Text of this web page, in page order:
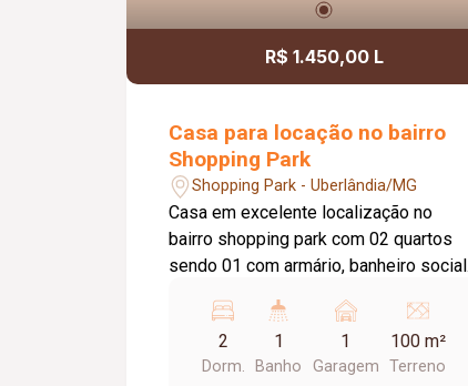
R$ 1.450,00 L
Casa para locação no bairro
Shopping Park
Shopping Park - Uberlândia/MG
Casa em excelente localização no
bairro shopping park com 02 quartos
sendo 01 com armário, banheiro social
ambientes, cozinha com armário sob
pia, área de serviço, 01 vaga de
garagem, câmeras de segurança.
2
Dorm.
1
Banho
1
Garagem
100 m²
Terreno